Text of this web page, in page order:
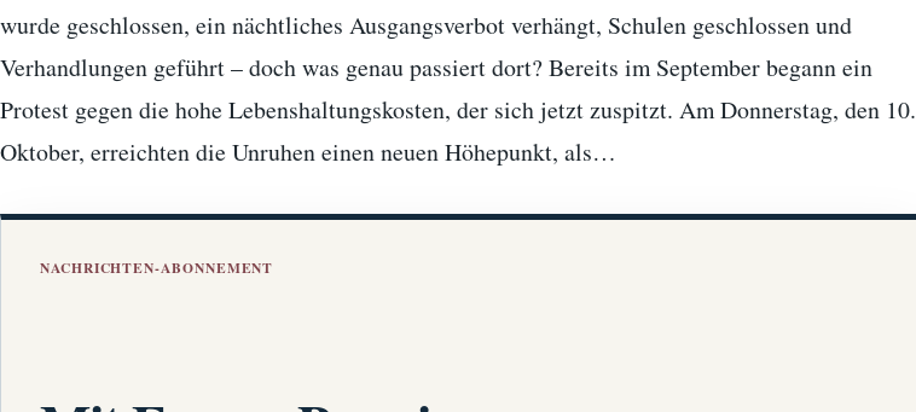
wurde geschlossen, ein nächtliches Ausgangsverbot verhängt, Schulen geschlossen und
Verhandlungen geführt – doch was genau passiert dort? Bereits im September begann ein
Protest gegen die hohe Lebenshaltungskosten, der sich jetzt zuspitzt. Am Donnerstag, den 10.
Oktober, erreichten die Unruhen einen neuen Höhepunkt, als…
NACHRICHTEN-ABONNEMENT